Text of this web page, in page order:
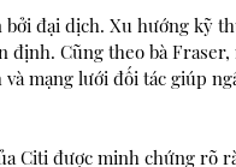
bởi đại dịch. Xu hướng kỹ
định. Cũng theo bà
mạng lưới đối tác giúp
Citi được minh chứng rõ